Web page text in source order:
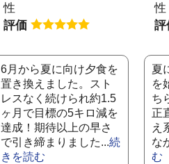
性
評価
性
6月から夏に向け夕食を
置き換えました。スト
レスなく続けられ約1.5
ヶ月で目標の5キロ減を
達成！期待以上の早さ
で引き締まりました...続
きを読む
夏
を
ち
正
え
な
む